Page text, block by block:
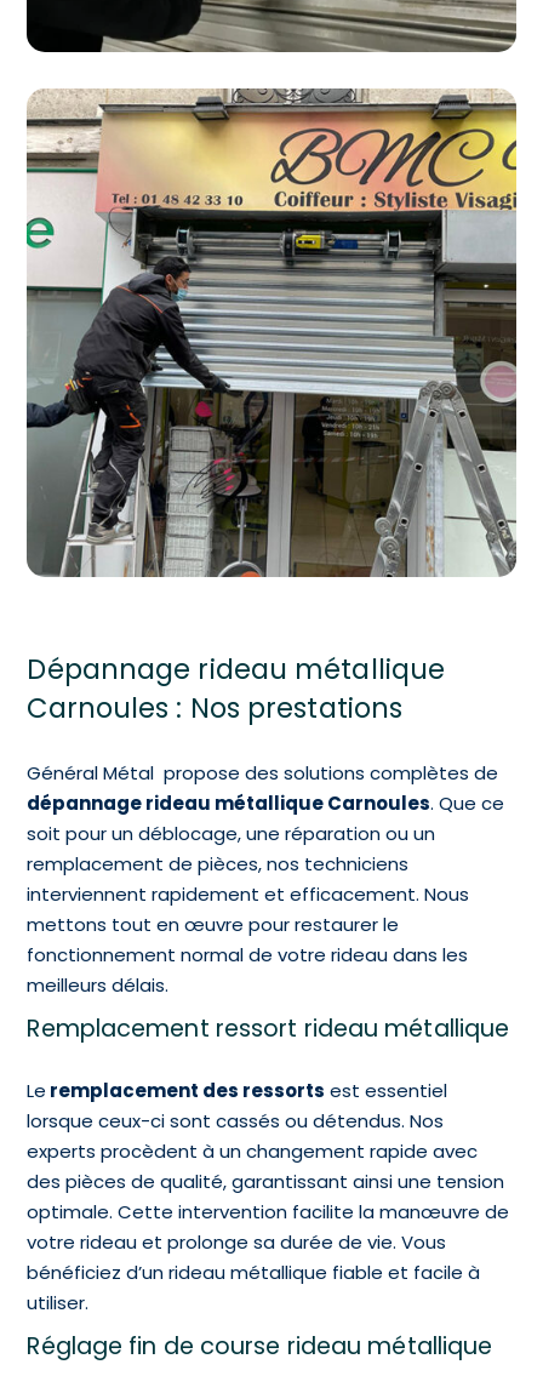
Dépannage rideau métallique
Carnoules : Nos prestations
Général Métal propose des solutions complètes de
dépannage rideau métallique Carnoules. Que ce
soit pour un déblocage, une réparation ou un
remplacement de pièces, nos techniciens
interviennent rapidement et efficacement. Nous
mettons tout en œuvre pour restaurer le
fonctionnement normal de votre rideau dans les
meilleurs délais.
Remplacement ressort rideau métallique
Le remplacement des ressorts est essentiel
lorsque ceux-ci sont cassés ou détendus. Nos
experts procèdent à un changement rapide avec
des pièces de qualité, garantissant ainsi une tension
optimale. Cette intervention facilite la manœuvre de
votre rideau et prolonge sa durée de vie. Vous
bénéficiez d’un rideau métallique fiable et facile à
utiliser.
Réglage fin de course rideau métallique